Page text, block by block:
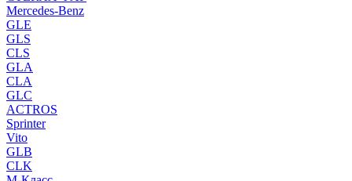
Mercedes-Benz
GLE
GLS
CLS
GLA
CLA
GLC
ACTROS
Sprinter
Vito
GLB
CLK